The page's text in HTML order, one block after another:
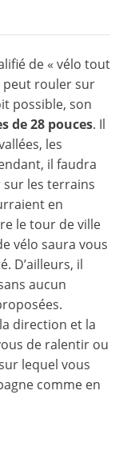
de « vélo tout
peut rouler sur
possible, son
de 28 pouces. Il
les
il faudra
sur les terrains
en
le tour de ville
vélo saura vous
D’ailleurs, il
aucun
direction et la
de ralentir ou
lequel vous
comme en